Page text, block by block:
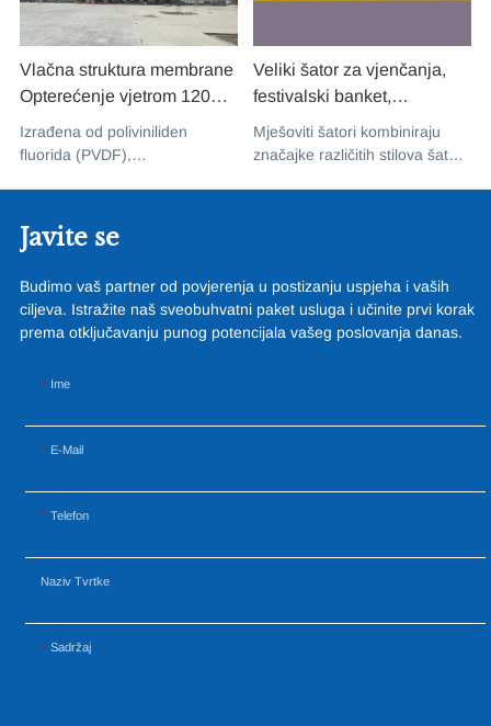
Vlačna struktura membrane
Opterećenje vjetrom 120
km/sat Trajna metalna
zgrada za teške uvjete rada
glazbeni koncert road show
Izrađena od poliviniliden
fluorida (PVDF),
iznimnoj otpornosti na
vremenske uvjete i
kombinira inovativni dizajn s
vrhunskim materijalima kako bi
stvorila zadivljujući i
Veliki šator za vjenčanja,
festivalski banket,
aluminijski stakleni
mješoviti šator, otporan na
Mješoviti šatori kombiniraju
značajke različitih stilova šatora
Javite se
Budimo vaš partner od povjerenja u postizanju uspjeha i vaših
ciljeva. Istražite naš sveobuhvatni paket usluga i učinite prvi korak
prema otključavanju punog potencijala vašeg poslovanja danas.
Ime
E-Mail
Telefon
Naziv Tvrtke
Sadržaj